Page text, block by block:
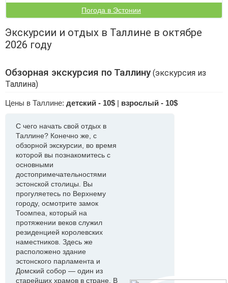
Погода в Эстонии
Экскурсии и отдых в Таллине в октябре
2026 году
Обзорная экскурсия по Таллину (экскурсия из
Таллина)
Цены в Таллине: детский - 10$ | взрослый - 10$
С чего начать свой отдых в
Таллине? Конечно же, с
обзорной экскурсии, во время
которой вы познакомитесь с
основными
достопримечательностями
эстонской столицы. Вы
прогуляетесь по Верхнему
городу, осмотрите замок
Тоомпеа, который на
протяжении веков служил
резиденцией королевских
наместников. Здесь же
расположено здание
эстонского парламента и
Домский собор ― один из
старейших храмов в стране. В